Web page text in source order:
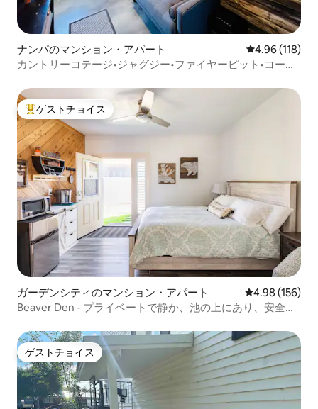
ナンパのマンション・アパート レビュー118
4.96 (118)
カントリーコテージ•ジャグジー•ファイヤーピット•コール
大好評のゲストチョイスです。
ゲストチョイス
ガーデンシティのマンション・アパート レビュー156
4.98 (156)
Beaver Den - プライベートで静か、池の上にあり、安全で
ゲストチョイス
ゲストチョイス